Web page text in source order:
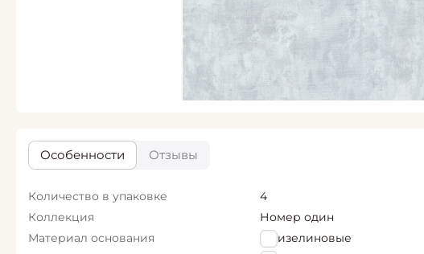
Особенности Отзывы
Количество в упаковке
4
Коллекция
Номер один
Материал основания
Флизелиновые